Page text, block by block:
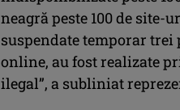
neagră peste 100 de site-
suspendate temporar
online, au fost realizate
ilegal”, a subliniat